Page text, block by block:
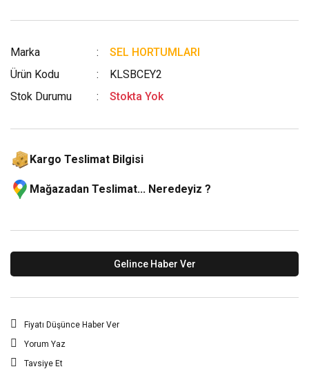
Marka
SEL HORTUMLARI
Ürün Kodu
KLSBCEY2
Stok Durumu
Stokta Yok
Kargo Teslimat Bilgisi
Mağazadan Teslimat... Neredeyiz ?
Gelince Haber Ver
Fiyatı Düşünce Haber Ver
Yorum Yaz
Tavsiye Et